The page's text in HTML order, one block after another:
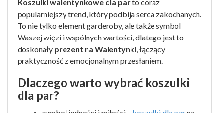
Koszulki walentynkowe dla parto coraz
popularniejszy trend, który podbija serca zakochanych.
To nie tylko element garderoby, ale także symbol
Waszej więzi i wspólnych wartości, dlatego jest to
doskonały prezent na Walentynki, łączący
praktyczność z emocjonalnym przesłaniem.
Dlaczego warto wybrać koszulki
dla par?